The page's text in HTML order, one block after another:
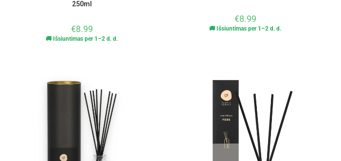
250ml
€8.99
🚚 Išsiuntimas per 1–2 d. d.
€8.99
🚚 Išsiuntimas per 1–2 d. d.